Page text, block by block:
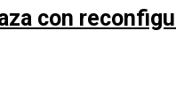
con